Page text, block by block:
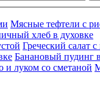
Мясные тефтели с
хлеб в духовке
Греческий салат
Банановый пудинг